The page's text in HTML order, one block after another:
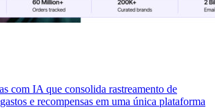
com IA que consolida rastreamento de
e recompensas em uma única plataforma